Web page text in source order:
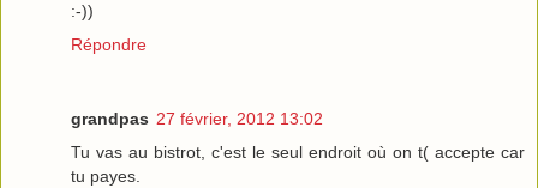
:-))
Répondre
grandpas 27 février, 2012 13:02
Tu vas au bistrot, c'est le seul endroit où on t( accepte car
tu payes.